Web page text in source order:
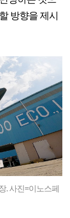
방향을 제시
. 사진=이노스페